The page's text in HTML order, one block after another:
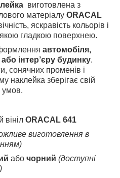
виготовлена з
матеріалу ORACAL
яскравість кольорів і
гладкою поверхнею.
автомобіля,
інтер’єру будинку.
сонячних променів і
наклейка зберігає свій
умов.
вініл ORACAL 641
виготовлення в
або чорний (доступні